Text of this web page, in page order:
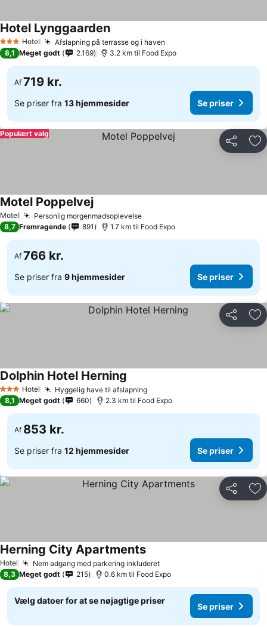
3 StjernerHotel Afslapning på terrasse og i haven
Hotel Lynggaarden
8,1 Meget godt 2.169 3.2 km til Food Expo
Af 719 kr.
Se priser fra 13 hjemmesider Se priser
Del
Populært valg
Motel Personlig morgenmadsoplevelse
Motel Poppelvej
8,7 Fremragende 891 1.7 km til Food Expo
Af 766 kr.
Se priser fra 9 hjemmesider Se priser
Del
3 StjernerHotel Hyggelig have til afslapning
Dolphin Hotel Herning
8,1 Meget godt 660 2.3 km til Food Expo
Af 853 kr.
Se priser fra 12 hjemmesider Se priser
Del
Hotel Nem adgang med parkering inkluderet
Herning City Apartments
8,3 Meget godt 215 0.6 km til Food Expo
Vælg datoer for at se nøjagtige priser
Se priser